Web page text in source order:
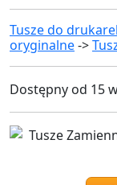
Tusze do
oryginalne->
Dostępny od 15